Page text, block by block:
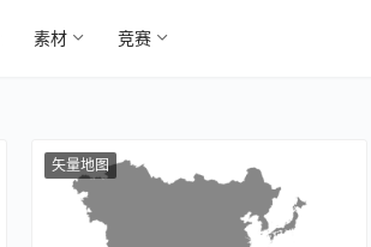
素材 竞赛
矢量地图